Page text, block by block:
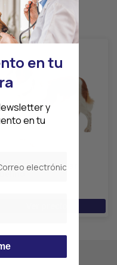
Clásico Collar
en tu
y
en tu